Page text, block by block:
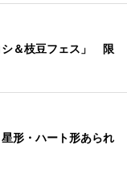
シ＆枝豆フェス」 限
形・ハート形あられ